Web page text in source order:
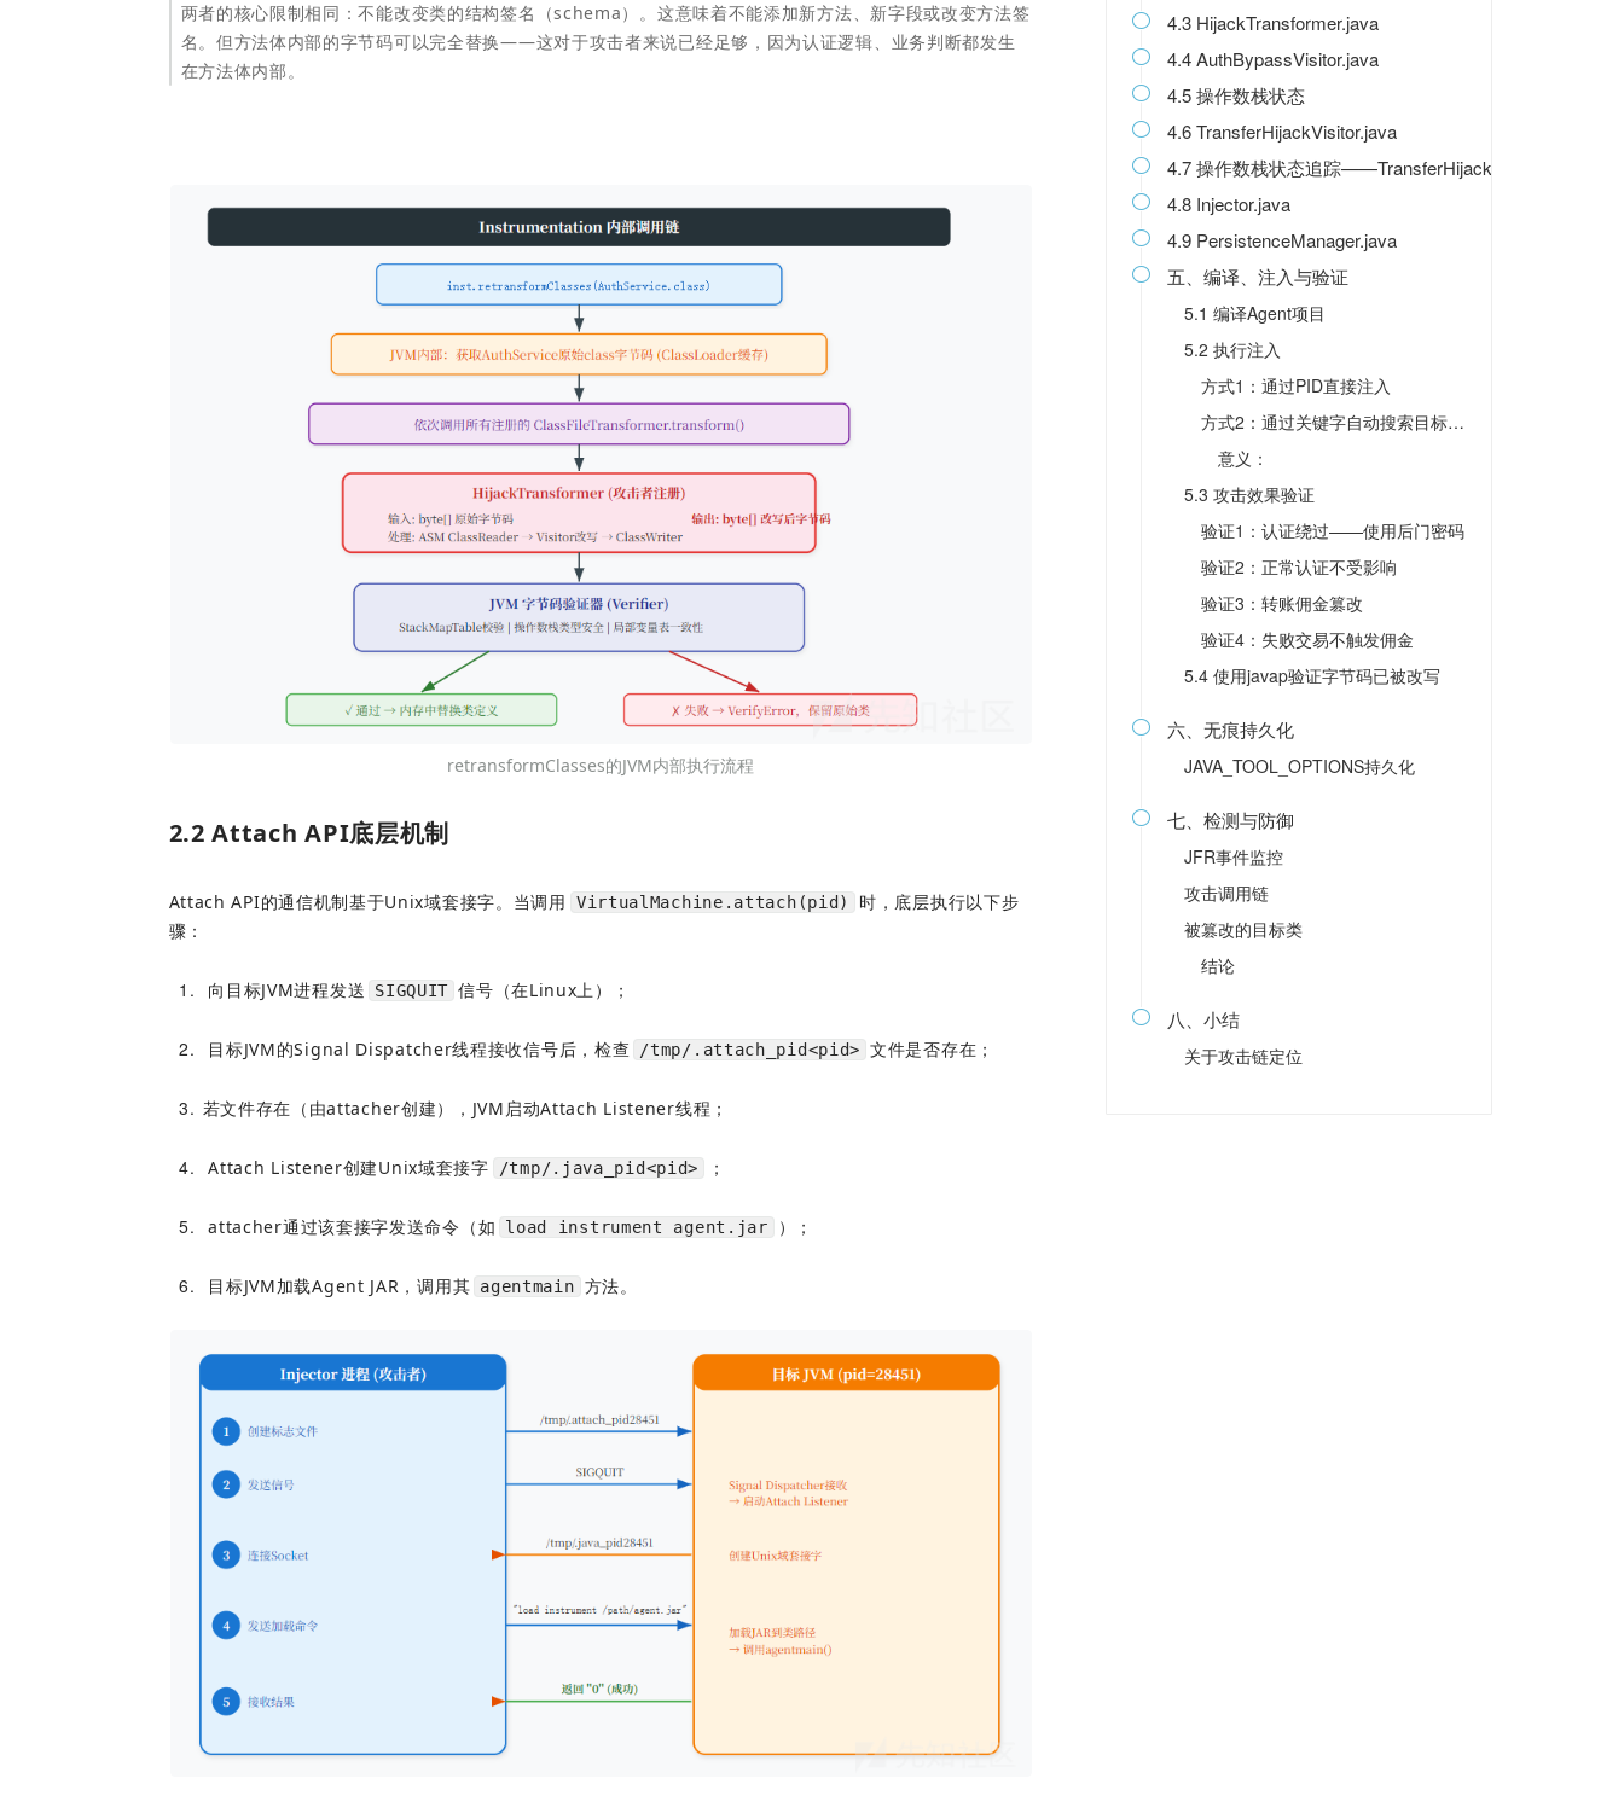
两者的核心限制相同：不能改变类的结构签名（schema）。这意味着不能添加新方法、新字段或改变方法签
名。但方法体内部的字节码可以完全替换——这对于攻击者来说已经足够，因为认证逻辑、业务判断都发生
在方法体内部。
retransformClasses的JVM内部执行流程
2.2 Attach API底层机制
Attach API的通信机制基于Unix域套接字。当调用 VirtualMachine.attach(pid)
时，底层执行以下步
骤：
1 向目标JVM进程发送 SIGQUIT 信号（在Linux上）；
2 目标JVM的Signal Dispatcher线程接收信号后，检查 /tmp/.attach_pid<pid> 文件是否存在；
3 若文件存在（由attacher创建），JVM启动Attach Listener线程；
4 Attach Listener创建Unix域套接字 /tmp/.java_pid<pid> ；
5 attacher通过该套接字发送命令（如 load instrument agent.jar ）；
6 目标JVM加载Agent JAR，调用其 agentmain 方法。
 4.3 HijackTransformer.java
 4.4 AuthBypassVisitor.java
 4.5 操作数栈状态
 4.6 TransferHijackVisitor.java
 4.7 操作数栈状态追踪——TransferHijackVisitor
 4.8 Injector.java
 4.9 PersistenceManager.java
 五、编译、注入与验证
5.1 编译Agent项目
5.2 执行注入
方式1：通过PID直接注入
方式2：通过关键字自动搜索目标JVM
意义：
5.3 攻击效果验证
验证1：认证绕过——使用后门密码
验证2：正常认证不受影响
验证3：转账佣金篡改
验证4：失败交易不触发佣金
5.4 使用javap验证字节码已被改写
 六、无痕持久化
JAVA_TOOL_OPTIONS持久化
 七、检测与防御
JFR事件监控
攻击调用链
被篡改的目标类
结论
 八、小结
关于攻击链定位